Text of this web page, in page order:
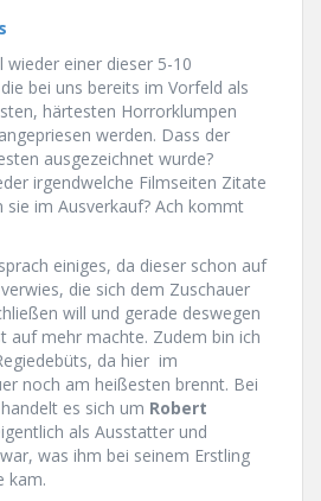
wieder einer dieser 5-10
bei uns bereits im Vorfeld als
härtesten Horrorklumpen
werden. Dass der
ausgezeichnet wurde?
irgendwelche Filmseiten Zitate
sie im Ausverkauf? Ach kommt
einiges, da dieser schon auf
die sich dem Zuschauer
will und gerade deswegen
auf mehr machte. Zudem bin ich
da hier im
noch am heißesten brennt. Bei
es sich um Robert
als Ausstatter und
was ihm bei seinem Erstling
kam.